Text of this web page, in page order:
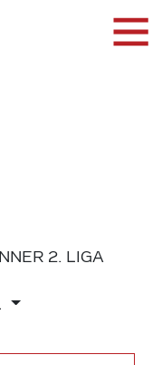
2. LIGA